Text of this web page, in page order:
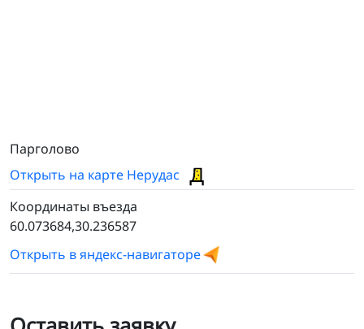
Парголово
Открыть на карте Нерудас
Координаты въезда
60.073684,30.236587
Открыть в яндекс-навигаторе